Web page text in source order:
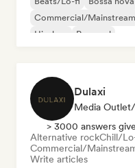
Commercial/Mainstream
Hip-hop
Pop soul
Dulaxi
Media
> 3000 answers
Alternative rockChill/
Commercial/
Write articles